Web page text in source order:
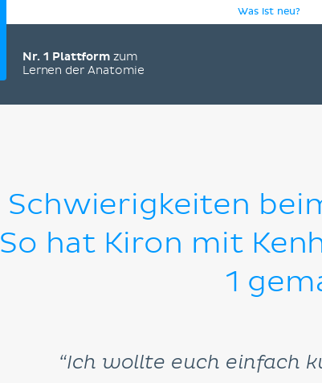
Nr. 1 Plattformzum
Lernen der Anatomie
Was ist neu?
Schwierigkeiten
So hat Kiron mit
1
“Ich wollte euch einfach